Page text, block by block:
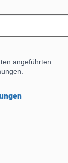
angeführten